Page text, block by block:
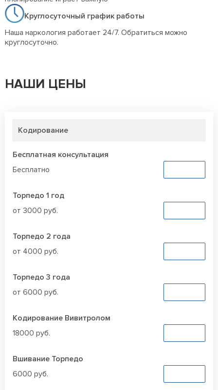
Круглосуточный график работы
Наша наркология работает 24/7. Обратиться можно
круглосуточно.
НАШИ ЦЕНЫ
Кодирование
Бесплатная консультация
Бесплатно
Торпедо 1 год
от 3000 руб.
Торпедо 2 года
от 4000 руб.
Торпедо 3 года
от 6000 руб.
Кодирование Вивитролом
18000 руб.
Вшивание Торпедо
6000 руб.